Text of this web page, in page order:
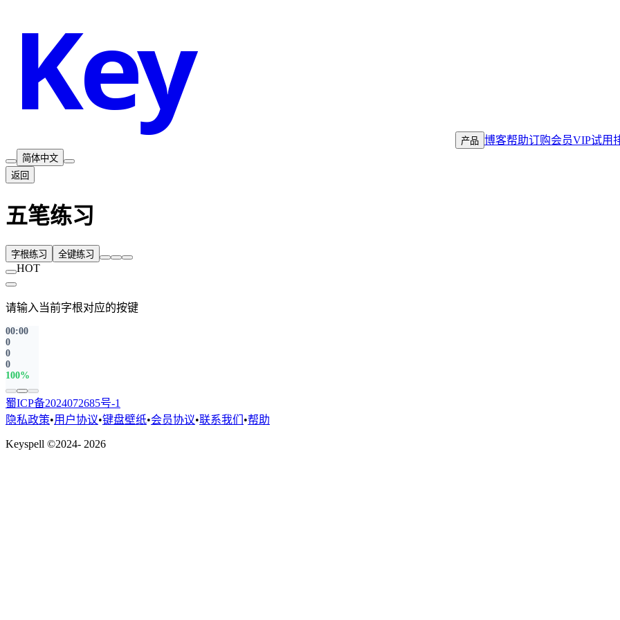
KeySpell
产品 博客帮助订购会员VIP试用
简体中文
返回
五笔练习
字根练习 全键练习
HOT
请输入当前字根对应的按键
00:00
0
0
0
100%
蜀ICP备2024072685号-1
隐私政策•用户协议•键盘壁纸•会员协议•联系我们 •帮助
Keyspell ©2024- 2026